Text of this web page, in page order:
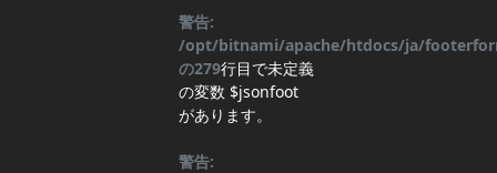
警告:
/opt/bitnami/apache/htdocs/ja/
の279行目で未定義
の変数 $jsonfoot
があります。
警告: